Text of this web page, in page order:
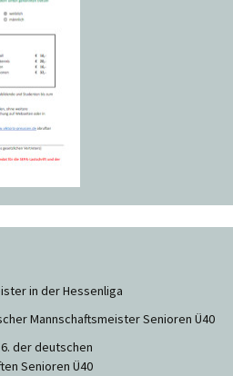
in der Hessenliga
Mannschaftsmeister Senioren Ü40
der deutschen
Senioren Ü40